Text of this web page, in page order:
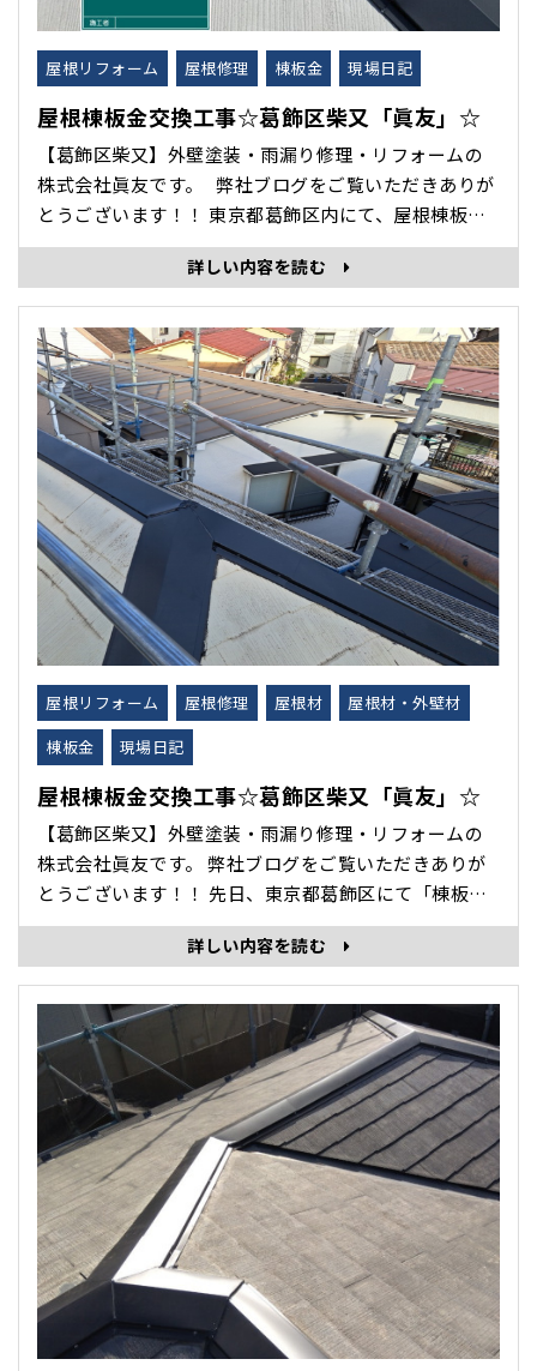
屋根リフォーム 屋根修理 棟板金 現場日記
屋根棟板金交換工事☆葛飾区柴又「眞友」☆
【葛飾区柴又】外壁塗装・雨漏り修理・リフォームの
株式会社眞友です。 弊社ブログをご覧いただきありが
とうございます！！ 東京都葛飾区内にて、屋根棟板金
交換工事をさせていただきましたので、本日はその作
業工程を紹介します。 屋根 棟板金交換工事 施工前 既
存の棟板金を解体していきます。 解体後、新しい樹脂
貫板を取･･･
詳しい内容を読む
屋根リフォーム 屋根修理 屋根材
屋根材・外壁材
棟板金
現場日記
屋根棟板金交換工事☆葛飾区柴又「眞友」☆
【葛飾区柴又】外壁塗装・雨漏り修理・リフォームの
株式会社眞友です。 弊社ブログをご覧いただきありが
とうございます！！ 先日、東京都葛飾区にて「棟板金
交換工事」をさせていただきましたので、本日はその
工程を紹介させていただきます。 「棟板金交換工
事」 施工前 ＜玄関棟＞ 既存棟板･･･
詳しい内容を読む